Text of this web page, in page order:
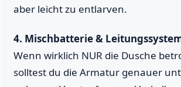
aber leicht zu entlarven.
4. Mischbatterie &
Wenn wirklich NUR die Dusche
solltest du die Armatur genauer